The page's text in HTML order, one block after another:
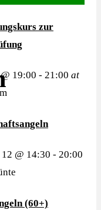
zur
19:00 - 21:00 at
12 @ 14:30 - 20:00
(60+)